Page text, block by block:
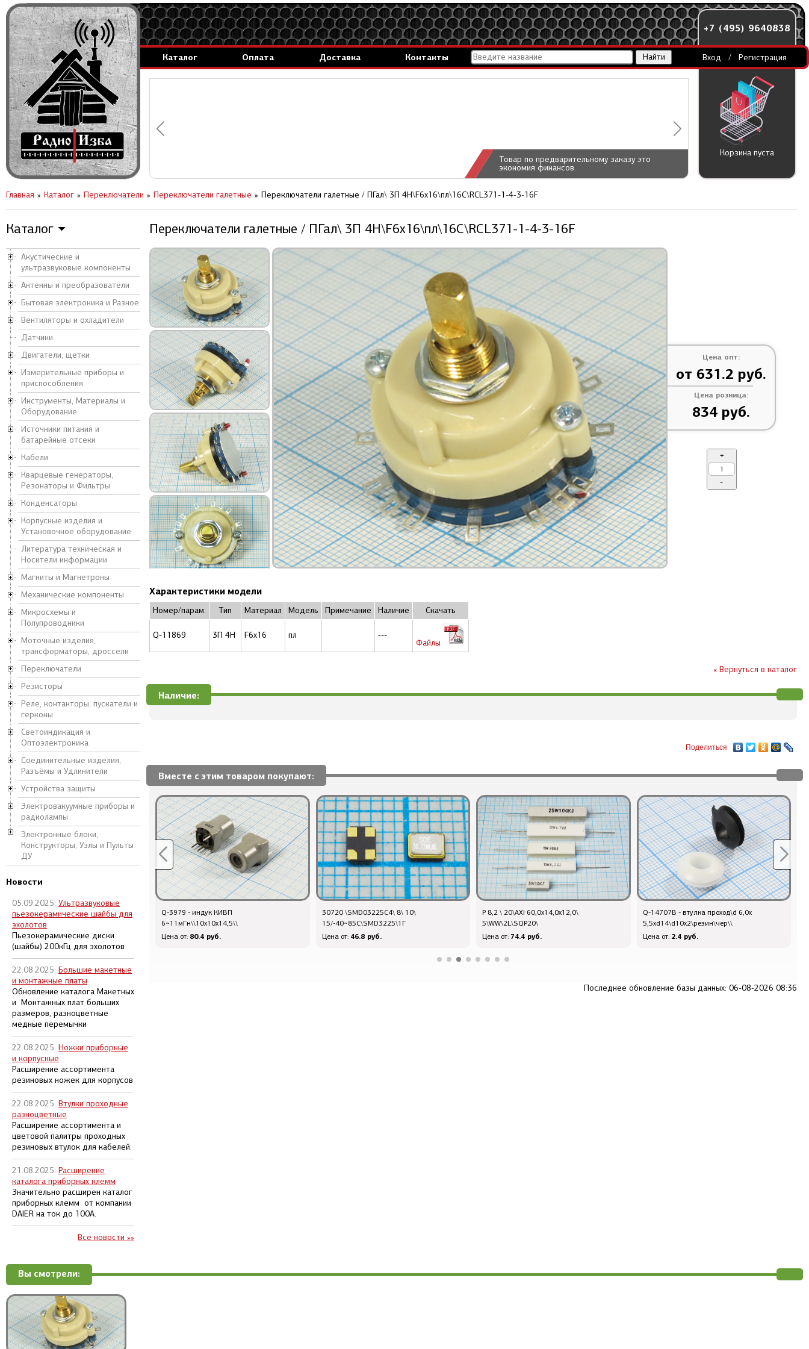
Каталог Оплата Доставка Контакты
генераторы.
за 1 день.
Товар по предварительному заказу это
экономия финансов.
+7 (495) 9640838
Вход / Регистрация
Корзина пуста
Каталог ▼
Акустические и
ультразвуковые компоненты
Антенны и преобразователи
Бытовая электроника и Разное
Вентиляторы и охладители
Датчики
Двигатели, щетки
Измерительные приборы и
приспособления
Инструменты, Материалы и
Оборудование
Источники питания и
батарейные отсеки
Кабели
Кварцевые генераторы,
Резонаторы и Фильтры
Конденсаторы
Корпусные изделия и
Установочное оборудование
Литература техническая и
Носители информации
Магниты и Магнетроны
Механические компоненты
Микросхемы и
Полупроводники
Моточные изделия,
трансформаторы, дроссели
Переключатели
Резисторы
Реле, контакторы, пускатели и
герконы
Светоиндикация и
Оптоэлектроника
Соединительные изделия,
Разъёмы и Удлинители
Устройства защиты
Электровакуумные приборы и
радиолампы
Электронные блоки,
Конструкторы, Узлы и Пульты
ДУ
Новости
05.09.2025: Ультразвуковые
пьезокерамические шайбы для
эхолотов
Пьезокерамические диски
(шайбы) 200кГц для эхолотов
22.08.2025: Большие макетные
и монтажные платы
Обновление каталога Макетных
и Монтажных плат больших
размеров, разноцветные
медные перемычки
22.08.2025: Ножки приборные
и корпусные
Расширение ассортимента
резиновых ножек для корпусов
22.08.2025: Втулки проходные
разноцветные
Расширение ассортимента и
цветовой палитры проходных
резиновых втулок для кабелей.
21.08.2025: Расширение
каталога приборных клемм
Значительно расширен каталог
приборных клемм от компании
DAIER на ток до 100А.
Все новости »»
Переключатели галетные / ПГал\ 3П 4Н\F6x16\пл\16C\RCL371-1-4-3-16F
Главная Каталог Переключатели Переключатели галетные Переключатели галетные / ПГал\ 3П 4Н\F6x16\пл\16C\RCL371-1-4-3-16F
Цена опт:
от 631.2 руб.
Цена розница:
834 руб.
+
-
Характеристики модели
Номер/парам. Тип Материал Модель Примечание Наличие Скачать
Q-11869 3П 4Н F6x16 пл ---
Файлы
« Вернуться в каталог
Наличие:
Поделиться
Вместе с этим товаром покупают:
Радиолампа 6П 9
Цена от:396 руб.
Q-3979 - индук КИВП
6~11мГн\\10x10x14,5\\
Цена от: 80.4 руб.
30720 \SMD03225C4\ 8\ 10\
15/-40~85C\SMD3225\1Г
Цена от: 46.8 руб.
Р 8,2 \ 20\AXI 60,0x14,0x12,0\
5\WW\2L\SQP20\
Цена от: 74.4 руб.
Q-14707B - втулка проход\d 6,0x
5,5xd14\d10x2\резин\чер\\
Цена от: 2.4 руб.
Последнее обновление базы данных: 06-08-2026 08:36
Вы смотрели: